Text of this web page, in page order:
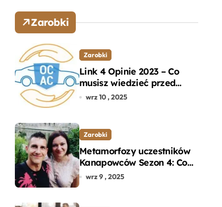
Zarobki
Zarobki
Link 4 Opinie 2023 – Co
musisz wiedzieć przed
wyborem ubezpieczenia
wrz 10 , 2025
Zarobki
Metamorfozy uczestników
Kanapowców Sezon 4: Co
naprawdę zaskoczyło
wrz 9 , 2025